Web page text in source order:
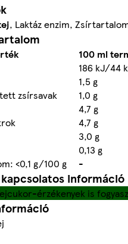
, Laktáz enzim,
100 ml
186 kJ/44
1,5 g
zsírsavak
1,0 g
4,7 g
4,7 g
3,0 g
0,13 g
<0,1 g/100 g
-
információ
érzékenyek is